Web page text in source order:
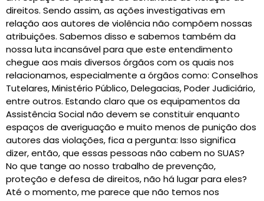
direitos. Sendo assim, as ações investigativas em
relação aos autores de violência não compõem nossas
atribuições. Sabemos disso e sabemos também da
nossa luta incansável para que este entendimento
chegue aos mais diversos órgãos com os quais nos
relacionamos, especialmente a órgãos como: Conselhos
Tutelares, Ministério Público, Delegacias, Poder Judiciário,
entre outros. Estando claro que os equipamentos da
Assistência Social não devem se constituir enquanto
espaços de averiguação e muito menos de punição dos
autores das violações, fica a pergunta: Isso significa
dizer, então, que essas pessoas não cabem no SUAS?
No que tange ao nosso trabalho de prevenção,
proteção e defesa de direitos, não há lugar para eles?
Até o momento, me parece que não temos nos